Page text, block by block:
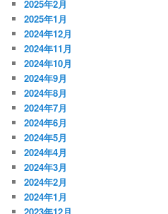
2025年2月
2025年1月
2024年12月
2024年11月
2024年10月
2024年9月
2024年8月
2024年7月
2024年6月
2024年5月
2024年4月
2024年3月
2024年2月
2024年1月